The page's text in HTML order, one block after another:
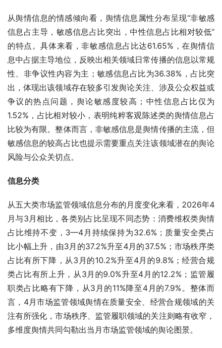
从舆情信息的情感倾向看，舆情信息属性分布呈现“非敏感
信息占主导，敏感信息占比突出，中性信息占比相对较低”
的特点。具体来看，非敏感信息占比达61.65%，在舆情信
息中占据主导地位，反映出相关领域日常传播的信息以常规
性、非争议性内容为主；敏感信息占比为36.38%，占比突
出，体现出该领域存在较多引发舆论关注、涉及公众权益或
争议的热点问题，舆论敏感度较高；中性信息占比仅为
1.52%，占比相对较小，表明纯粹客观陈述类的舆情信息占
比较为有限。整体而言，非敏感信息是舆情传播的主流，但
敏感信息的较高占比也提示需要重点关注该领域潜在的舆论
风险与公众关切点。
信息分类
从五大类市场监管领域信息分布的月度变化来看，2026年4
月与3月相比，各类别占比呈现不同态势：消费维权类舆情
占比维持不变，3—4月持续保持为32.6%；质量安全类占
比小幅上升，由3月的37.2%升至4月的37.5%；市场秩序类
占比有所下降，从3月的10.2%升至4月的9.8%；经营合规
类占比有所上升，从3月的9.0%升至4月的12.2%；监管履
职类占比略有下降，从3月的11%降至4月的7.9%。整体而
言，4月市场监管领域舆情在质量安全、经营合规领域的关
注有所强化，市场秩序、监管履职领域的关注则略有收窄，
多维度舆情共同勾勒出当月市场监管领域的舆论图景。